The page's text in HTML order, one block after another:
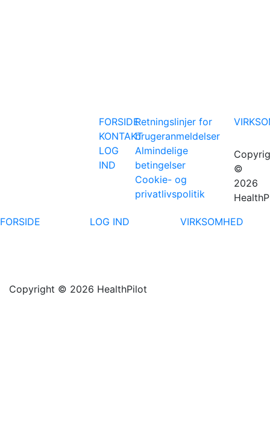
FORSIDE
KONTAKT
LOG
IND
Retningslinjer for
brugeranmeldelser
Almindelige
betingelser
Cookie- og
privatlivspolitik
©
2026
FORSIDE
LOG IND VIRKSOMHED
Copyright © 2026 HealthPilot